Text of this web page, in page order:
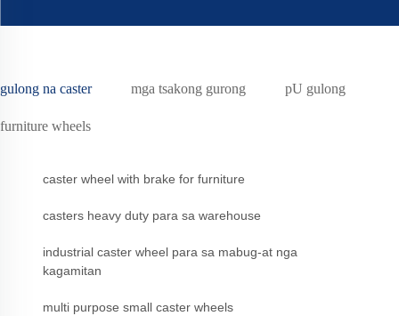
gulong na caster mga tsakong gurong pU gulong
furniture wheels
caster wheel with brake for furniture
casters heavy duty para sa warehouse
industrial caster wheel para sa mabug-at nga
kagamitan
multi purpose small caster wheels